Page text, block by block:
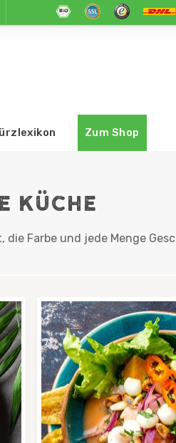
Zum Shop
KÜCHE
Farbe und jede Menge